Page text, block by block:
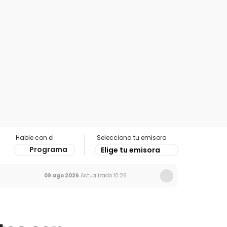
Hable con el
Programa
Selecciona tu emisora
Elige tu emisora
09 ago 2026 Actualizado 10:26